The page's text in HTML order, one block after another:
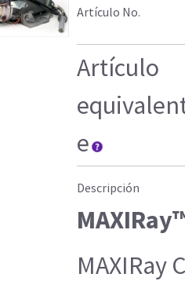
Artículo No.
Artículo
e
Descripción
MAXIRay